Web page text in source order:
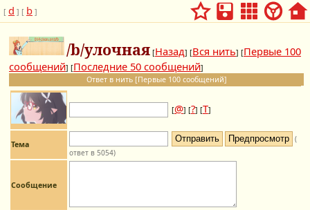
[ d ] [ b ]
/b/улочная [Назад] [Вся нить] [Первые 100
сообщений] [Последние 50 сообщений]
Ответ в нить [Первые 100 сообщений]
[@] [?] [Т]
Тема
(
ответ в 5054)
Сообщение